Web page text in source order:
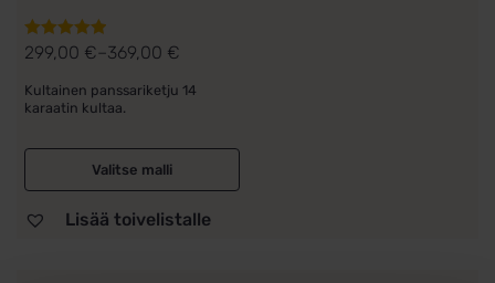
Arvostelu
5.00/ 5
299,00 €–369,00 €
Hintaluokka:
299,00 €
-
369,00 €
Kultainen panssariketju 14
karaatin kultaa.
Valitse malli
Lisää toivelistalle